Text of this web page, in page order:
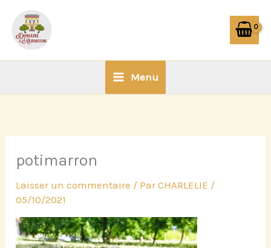
contenu
Menu
potimarron
Laisser un commentaire / ParCHARLELIE /
05/10/2021